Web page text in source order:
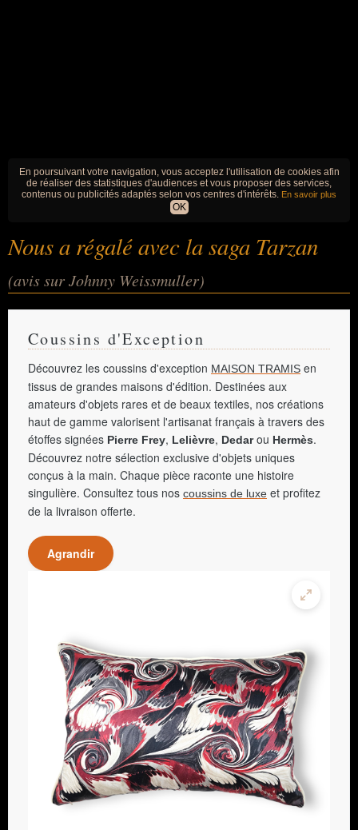
En poursuivant votre navigation, vous acceptez l'utilisation de cookies afin
de réaliser des statistiques d'audiences et vous proposer des services,
contenus ou publicités adaptés selon vos centres d'intérêts. En savoir plus
OK
Nous a régalé avec la saga Tarzan
(avis sur Johnny Weissmuller)
Coussins d'Exception
Découvrez les coussins d'exception MAISON TRAMIS en
tissus de grandes maisons d'édition. Destinées aux
amateurs d'objets rares et de beaux textiles, nos créations
haut de gamme valorisent l'artisanat français à travers des
étoffes signées Pierre Frey, Lelièvre, Dedarou Hermès.
Découvrez notre sélection exclusive d'objets uniques
conçus à la main. Chaque pièce raconte une histoire
singulière. Consultez tous nos coussins de luxe et profitez
de la livraison offerte.
Agrandir